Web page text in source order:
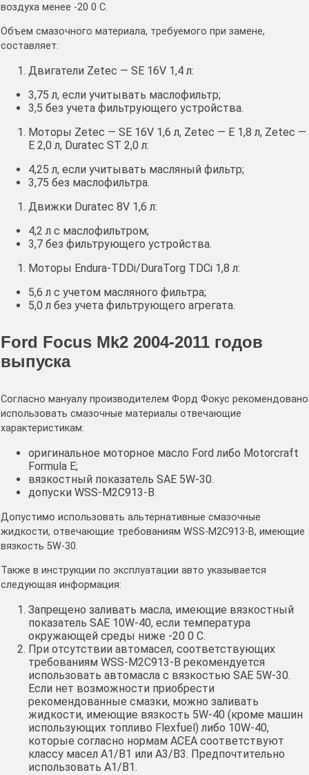
воздуха менее -20 0 С.
Объем смазочного материала, требуемого при замене,
составляет:
Двигатели Zetec — SE 16V 1,4 л:
3,75 л, если учитывать маслофильтр;
3,5 без учета фильтрующего устройства.
Моторы Zetec — SE 16V 1,6 л, Zetec — E 1,8 л, Zetec —
E 2,0 л, Duratec ST 2,0 л:
4,25 л, если учитывать масляный фильтр;
3,75 без маслофильтра.
Движки Duratec 8V 1,6 л:
4,2 л с маслофильтром;
3,7 без фильтрующего устройства.
Моторы Endura-TDDi/DuraTorg TDCi 1,8 л:
5,6 л с учетом масляного фильтра;
5,0 л без учета фильтрующего агрегата.
Ford Focus Mk2 2004-2011 годов
выпуска
Согласно мануалу производителем Форд Фокус рекомендовано
использовать смазочные материалы отвечающие
характеристикам:
оригинальное моторное масло Ford либо Motorcraft
Formula E;
вязкостный показатель SAE 5W-30.
допуски WSS-M2C913-B.
Допустимо использовать альтернативные смазочные
жидкости, отвечающие требованиям WSS-M2C913-B, имеющие
вязкость 5W-30.
Также в инструкции по эксплуатации авто указывается
следующая информация:
Запрещено заливать масла, имеющие вязкостный
показатель SAE 10W-40, если температура
окружающей среды ниже -20 0 С.
При отсутствии автомасел, соответствующих
требованиям WSS-M2C913-B рекомендуется
использовать автомасла с вязкостью SAE 5W-30.
Если нет возможности приобрести
рекомендованные смазки, можно заливать
жидкости, имеющие вязкость 5W-40 (кроме машин
использующих топливо Flexfuel) либо 10W-40,
которые согласно нормам АСЕА соответствуют
классу масел А1/В1 или А3/В3. Предпочтительно
использовать А1/В1.